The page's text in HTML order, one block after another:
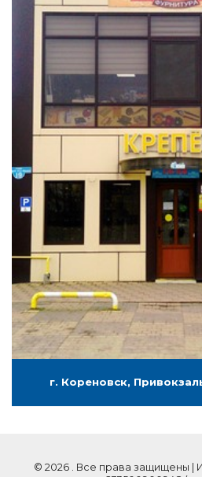
г. Кореновск,
© 2026 . Все права защищены |